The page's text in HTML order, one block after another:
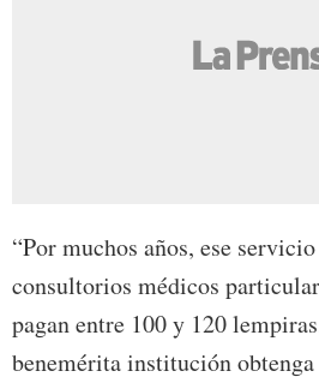
“Por muchos años, ese
consultorios médicos
pagan entre 100 y 120
benemérita institución obtenga